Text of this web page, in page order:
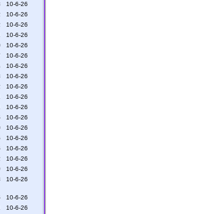
10-6-26 23:03
10-6-26 23:02
10-6-26 23:02
10-6-26 23:01
10-6-26 23:00
10-6-26 22:57
10-6-26 22:54
10-6-26 22:53
10-6-26 22:52
10-6-26 22:51
10-6-26 22:51
10-6-26 22:45
10-6-26 22:40
10-6-26 22:35
10-6-26 22:35
10-6-26 22:32
10-6-26 22:29
10-6-26 22:28
10-6-26 22:25
10-6-26 22:21